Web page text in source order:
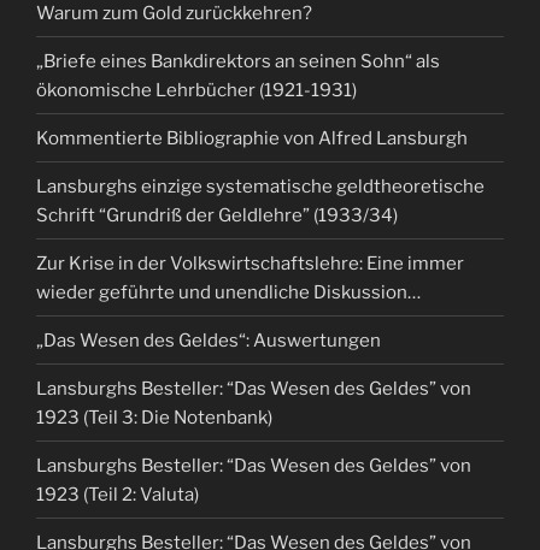
Warum zum Gold zurückkehren?
„Briefe eines Bankdirektors an seinen Sohn“ als
ökonomische Lehrbücher (1921-1931)
Kommentierte Bibliographie von Alfred Lansburgh
Lansburghs einzige systematische geldtheoretische
Schrift “Grundriß der Geldlehre” (1933/34)
Zur Krise in der Volkswirtschaftslehre: Eine immer
wieder geführte und unendliche Diskussion…
„Das Wesen des Geldes“: Auswertungen
Lansburghs Besteller: “Das Wesen des Geldes” von
1923 (Teil 3: Die Notenbank)
Lansburghs Besteller: “Das Wesen des Geldes” von
1923 (Teil 2: Valuta)
Lansburghs Besteller: “Das Wesen des Geldes” von